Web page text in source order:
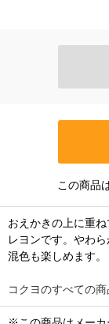
この商品
おえかきの上に重
レヨンです。やわ
混色も楽しめます。
コクヨのすべての商